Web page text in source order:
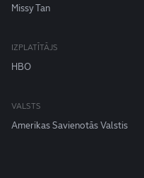
Missy Tan
IZPLATĪTĀJS
HBO
VALSTS
Amerikas Savienotās Valstis